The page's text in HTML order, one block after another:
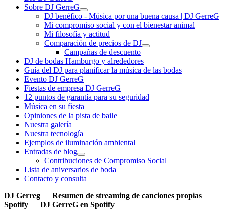
Sobre DJ GerreG
DJ benéfico - Música por una buena causa | DJ GerreG
Mi compromiso social y con el bienestar animal
Mi filosofía y actitud
Comparación de precios de DJ
Campañas de descuento
DJ de bodas Hamburgo y alrededores
Guía del DJ para planificar la música de las bodas
Evento DJ GerreG
Fiestas de empresa DJ GerreG
12 puntos de garantía para su seguridad
Música en su fiesta
Opiniones de la pista de baile
Nuestra galería
Nuestra tecnología
Ejemplos de iluminación ambiental
Entradas de blog
Contribuciones de Compromiso Social
Lista de aniversarios de boda
Contacto y consulta
DJ Gerreg
Resumen de streaming de canciones propias
Spotify
DJ GerreG en Spotify